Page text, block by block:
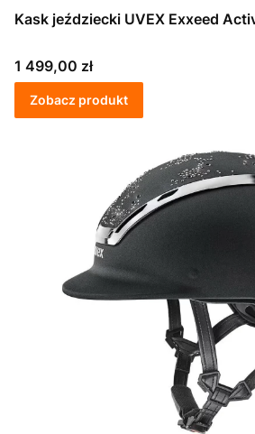
Kask jeździecki UVEX Exxeed
Cena
1 499,00 zł
Zobacz produkt